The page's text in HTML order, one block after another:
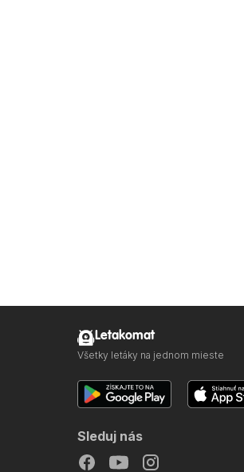
Letakomat
Všetky letáky na jednom mieste
Sleduj nás